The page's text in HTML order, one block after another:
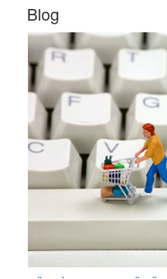
Blog